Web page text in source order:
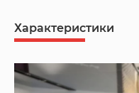
Характеристики